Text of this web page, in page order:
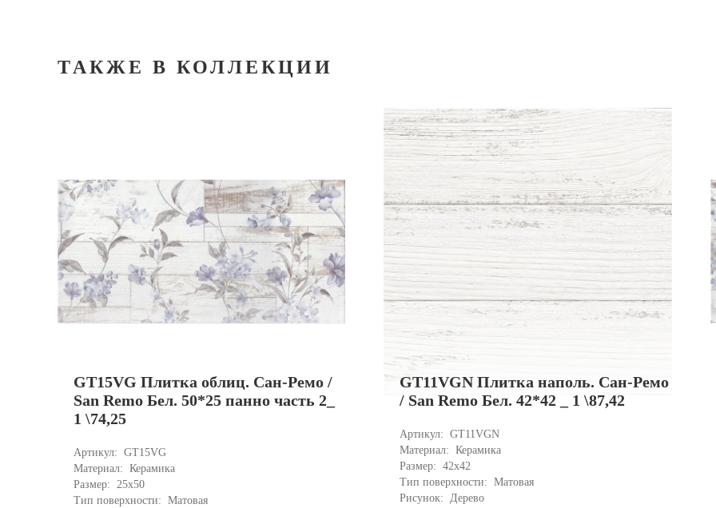
ТАКЖЕ В КОЛЛЕКЦИИ
GT15VG Плитка облиц. Сан-Ремо /
San Remo Бел. 50*25 панно часть 2_
1 \74,25
Артикул: GT15VG
Материал: Керамика
Размер: 25x50
Тип поверхности: Матовая
GT11VGN Плитка наполь. Сан-Ремо
/ San Remo Бел. 42*42 _ 1 \87,42
Артикул:
GT11VGN
Материал:
Керамика
Размер:
42x42
Тип поверхности:
Матовая
Рисунок:
Дерево